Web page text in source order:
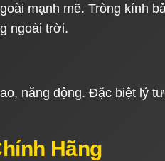
mạnh mẽ. Tròng kính
ngoài trời.
năng động. Đặc biệt lý
Hãng